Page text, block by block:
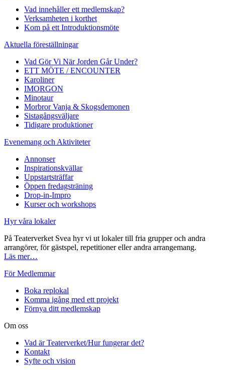
Vad innehåller ett medlemskap?
Verksamheten i korthet
Kom på ett Introduktionsmöte
Aktuella föreställningar
Vad Gör Vi När Jorden Går Under?
ETT MÖTE / ENCOUNTER
Karoliner
IMORGON
Minotaur
Morbror Vanja & Skogsdemonen
Sistagångsväljare
Tidigare produktioner
Evenemang och Aktiviteter
Annonser
Inspirationskvällar
Uppstartsträffar
Öppen fredagsträning
Drop-in-Impro
Kurser och workshops
Hyr våra lokaler
På Teaterverket Svea hyr vi ut lokaler till fria grupper och andra
arrangörer, för gästspel, repetitioner eller andra arrangemang.
Läs mer…
För Medlemmar
Boka replokal
Komma igång med ett projekt
Förnya ditt medlemskap
Om oss
Vad är Teaterverket/Hur fungerar det?
Kontakt
Syfte och vision